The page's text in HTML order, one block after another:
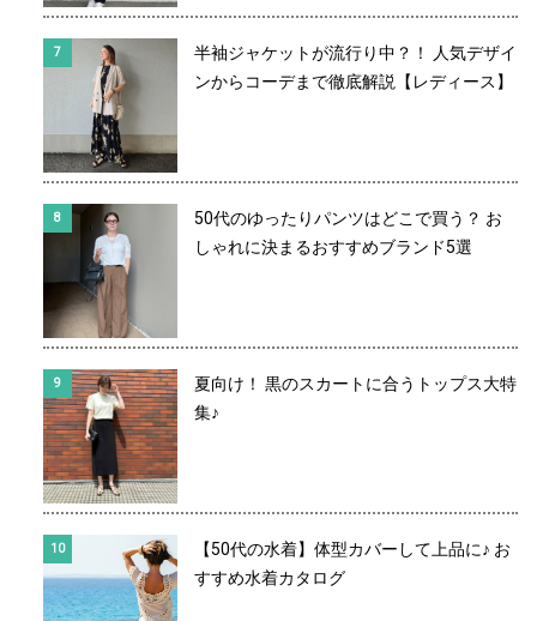
半袖ジャケットが流行り中？！ 人気デザイ
ンからコーデまで徹底解説【レディース】
50代のゆったりパンツはどこで買う？ お
しゃれに決まるおすすめブランド5選
夏向け！ 黒のスカートに合うトップス大特
集♪
【50代の水着】体型カバーして上品に♪ お
すすめ水着カタログ